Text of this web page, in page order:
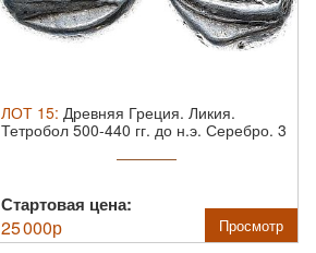
ЛОТ 15: Древняя Греция. Ликия.
Тетробол 500-440 гг. до н.э. Серебро. 3
Стартовая цена:
25 000р Просмотр